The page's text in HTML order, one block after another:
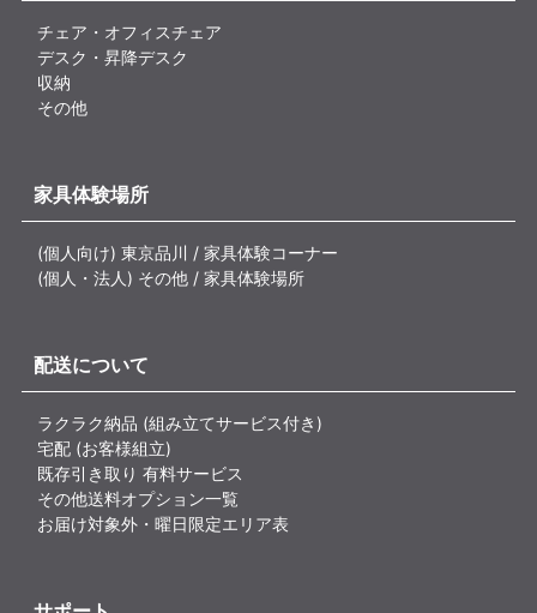
チェア・オフィスチェア
デスク・昇降デスク
収納
その他
家具体験場所
(個人向け) 東京品川 / 家具体験コーナー
(個人・法人) その他 / 家具体験場所
配送について
ラクラク納品 (組み立てサービス付き)
宅配 (お客様組立)
既存引き取り 有料サービス
その他送料オプション一覧
お届け対象外・曜日限定エリア表